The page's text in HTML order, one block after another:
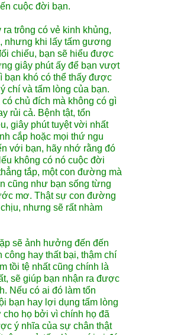
cuộc đời bạn.
trông có vẻ kinh khủng,
nhưng khi lấy tấm gương
chiếu, bạn sẽ hiểu được
giây phút ấy để bạn vượt
bạn khó có thể thấy được
chí và tấm lòng của bạn.
chủ đích mà không có gì
rủi cả. Bệnh tật, tổn
giây phút tuyệt vời nhất
cắp hoặc mọi thứ ngu
với bạn, hãy nhớ rằng đó
không có nó cuộc đời
tắp, một con đường mà
cũng như bạn sống từng
mơ. Thật sự con đường
nhưng sẽ rất nhàm
sẽ ảnh hưởng đến đến
công hay thất bại, thậm chí
tồi tệ nhất cũng chính là
sẽ giúp bạn nhận ra được
Nếu có ai đó làm tổn
bạn hay lợi dụng tấm lòng
cho họ bởi vì chính họ đã
ý nhĩa của sự chân thật